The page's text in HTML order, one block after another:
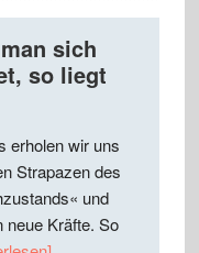
sich
so liegt
erholen wir uns
Strapazen des
und
neue Kräfte. So